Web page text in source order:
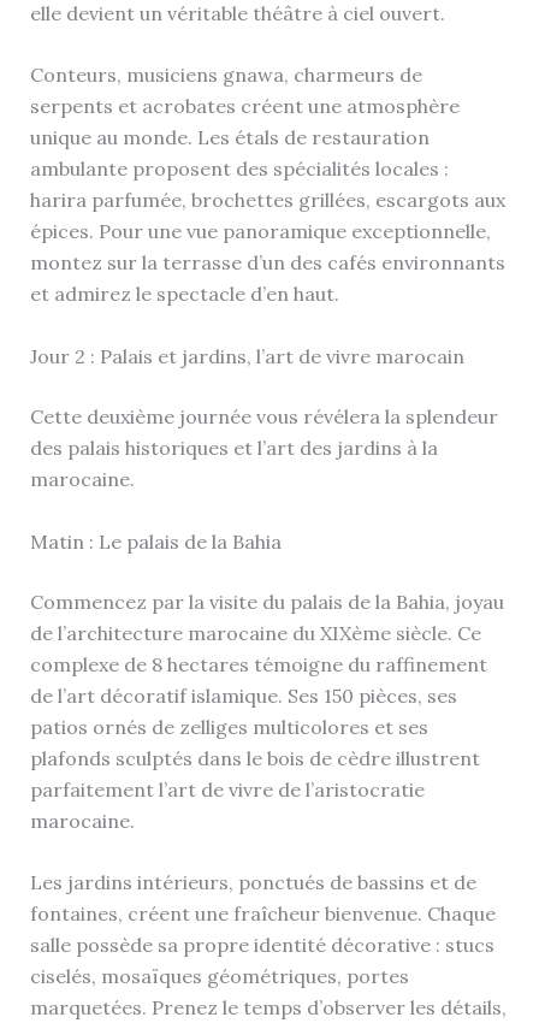
elle devient un véritable théâtre à ciel ouvert.
Conteurs, musiciens gnawa, charmeurs de
serpents et acrobates créent une atmosphère
unique au monde. Les étals de restauration
ambulante proposent des spécialités locales :
harira parfumée, brochettes grillées, escargots aux
épices. Pour une vue panoramique exceptionnelle,
montez sur la terrasse d’un des cafés environnants
et admirez le spectacle d’en haut.
Jour 2 : Palais et jardins, l’art de vivre marocain
Cette deuxième journée vous révélera la splendeur
des palais historiques et l’art des jardins à la
marocaine.
Matin : Le palais de la Bahia
Commencez par la visite du palais de la Bahia, joyau
de l’architecture marocaine du XIXème siècle. Ce
complexe de 8 hectares témoigne du raffinement
de l’art décoratif islamique. Ses 150 pièces, ses
patios ornés de zelliges multicolores et ses
plafonds sculptés dans le bois de cèdre illustrent
parfaitement l’art de vivre de l’aristocratie
marocaine.
Les jardins intérieurs, ponctués de bassins et de
fontaines, créent une fraîcheur bienvenue. Chaque
salle possède sa propre identité décorative : stucs
ciselés, mosaïques géométriques, portes
marquetées. Prenez le temps d’observer les détails,